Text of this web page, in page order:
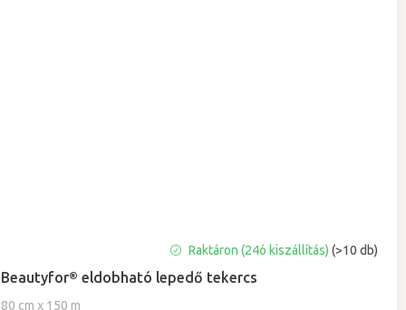
Beautyfor® eldobható lepedő tekercs
80 cm x 150 m
átlagos
értékelése
Raktáron (24ó kiszállítás)(>10 db)